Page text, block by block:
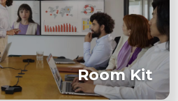
Room Kit